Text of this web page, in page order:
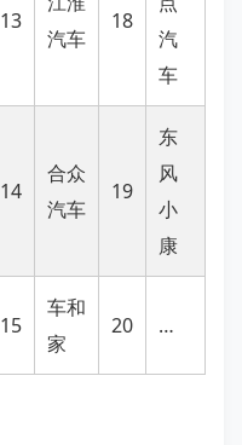
13
汽车
18
汽
车
14
合众
汽车
19
东
风
小
康
15
车和
家
20 …